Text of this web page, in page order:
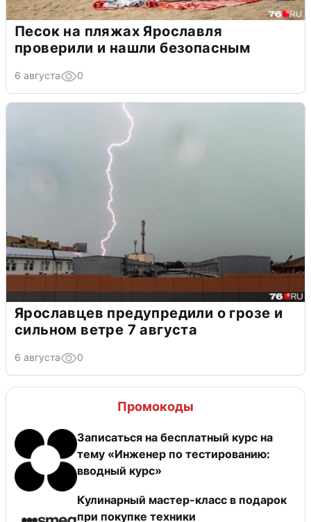
Песок на пляжах Ярославля
проверили и нашли безопасным
6 августа 0
Ярославцев предупредили о грозе и
сильном ветре 7 августа
6 августа 0
Промокоды
Записаться на бесплатный курс на
тему «Инженер по тестированию:
вводный курс»
Кулинарный мастер-класс в подарок
при покупке техники